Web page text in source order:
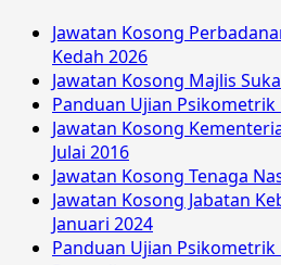
Jawatan Kosong
Kedah 2026
Jawatan Kosong Majlis
Panduan Ujian
Jawatan Kosong
Julai 2016
Jawatan Kosong Tenaga
Jawatan Kosong Jabatan
Januari 2024
Panduan Ujian